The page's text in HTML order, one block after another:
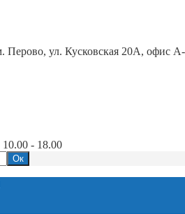
Перово, ул. Кусковская 20А, офис
- 18.00